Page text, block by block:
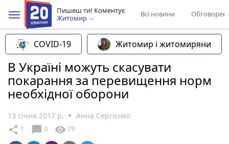
Пишеш ти! Коментує
Житомир
Всі новини
COVID-19 Житомир і житомиряни
В Україні можуть скасувати
покарання за перевищення норм
необхідної оборони
13 січня 2017 р. Анна Сергієнко
share 1 chat_bubble 0 visibility 79